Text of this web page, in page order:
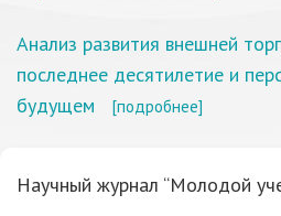
Анализ развития внешней
последнее десятилетие и
будущем
[подробнее]
Научный журнал “Молодой